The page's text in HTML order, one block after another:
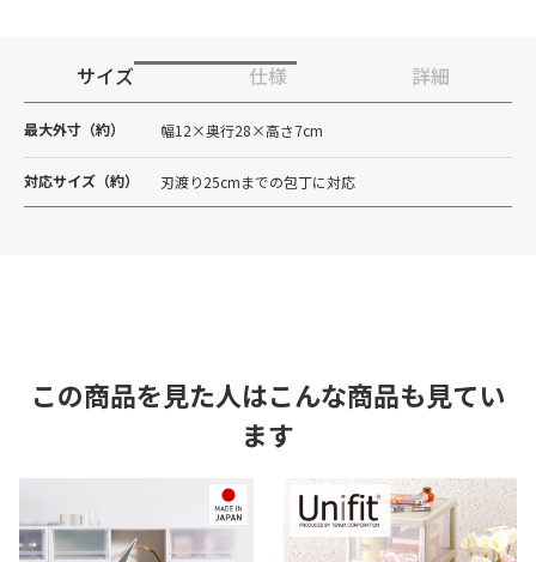
サイズ 仕様 詳細
最大外寸（約） 幅12×奥行28×高さ7cm
対応サイズ（約） 刃渡り25cmまでの包丁に対応
この商品を見た人はこんな商品も見てい
ます